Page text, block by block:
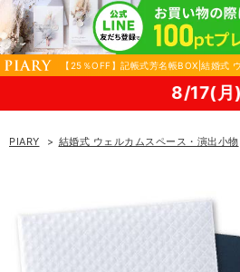
【25％OFF】記帳式芳名帳BOX|結婚式
RY（ピアリー）
8/17(月)まで！PIARY
PIARY 結婚式 ウェルカムスペース・演出小物